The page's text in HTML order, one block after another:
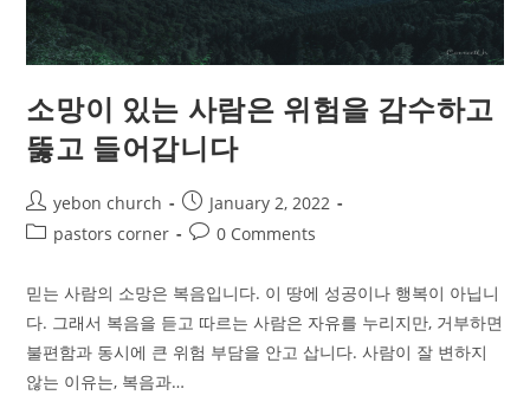
해
신
뢰
를
습
니
다.
소망이 있는 사람은 위험을 감수하고
뚫고 들어갑니다
Post
author:
yebon church
Post
published:
January 2, 2022
Postpastors corner
Post0 Comments
믿는 사람의 소망은 복음입니다. 이 땅에 성공이나 행복이 아닙니
다. 그래서 복음을 듣고 따르는 사람은 자유를 누리지만, 거부하면
불편함과 동시에 큰 위험 부담을 안고 삽니다. 사람이 잘 변하지
않는 이유는, 복음과…